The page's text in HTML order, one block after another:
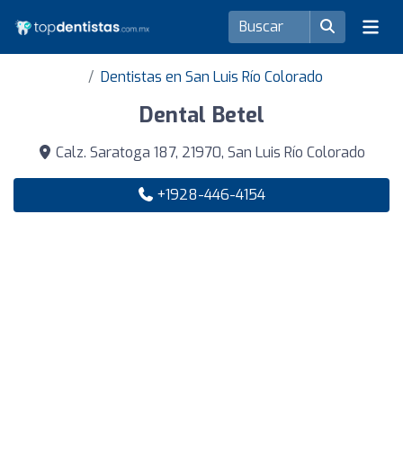
Dentistas en San Luis Río Colorado
Dental Betel
Calz. Saratoga 187, 21970, San Luis Río Colorado
+1928-446-4154